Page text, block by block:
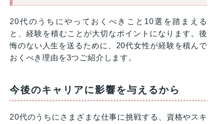
20代のうちにやっておくべきこと10選を踏まえる
と、経験を積むことが大切なポイントになります。後
悔のない人生を送るために、20代女性が経験を積んで
おくべき理由を3つご紹介します。
今後のキャリアに影響を与えるから
20代のうちにさまざまな仕事に挑戦する、資格やスキ